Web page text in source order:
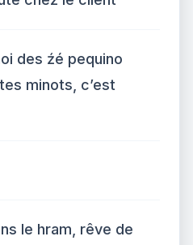
des źé pequino
minots, c’est
le hram, rêve de